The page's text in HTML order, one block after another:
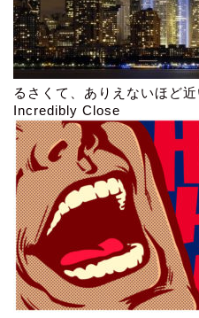
るさくて、ありえないほど
Incredibly Close